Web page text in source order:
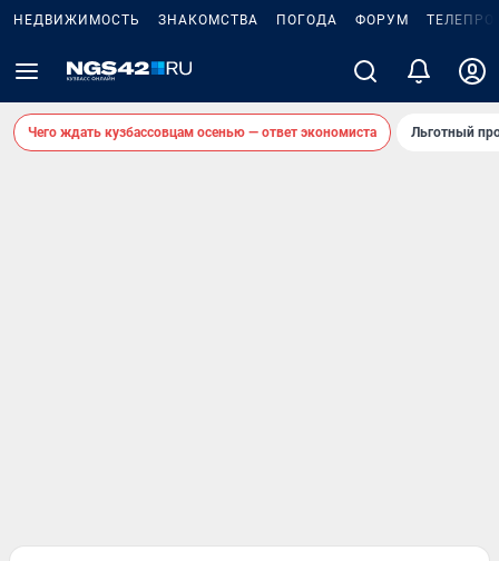
НЕДВИЖИМОСТЬ ЗНАКОМСТВА ПОГОДА ФОРУМ
Чего ждать кузбассовцам осенью — ответ экономиста Льготный